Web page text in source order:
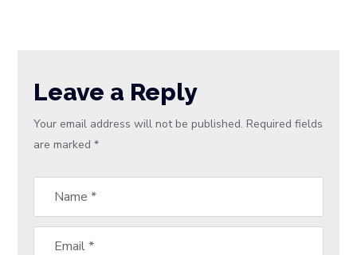
Leave a Reply
Your email address will not be published. Required fields
are marked*